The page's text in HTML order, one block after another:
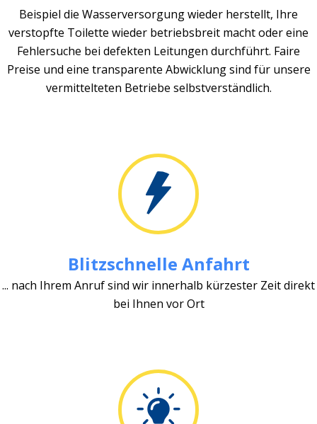
Beispiel die Wasserversorgung wieder herstellt, Ihre
verstopfte Toilette wieder betriebsbreit macht oder eine
Fehlersuche bei defekten Leitungen durchführt. Faire
Preise und eine transparente Abwicklung sind für unsere
vermittelteten Betriebe selbstverständlich.
Blitzschnelle Anfahrt
... nach Ihrem Anruf sind wir innerhalb kürzester Zeit direkt
bei Ihnen vor Ort